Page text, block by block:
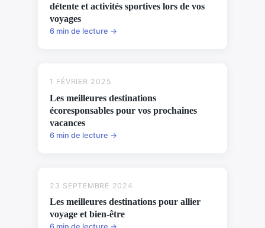
détente et activités sportives lors de vos
voyages
6 min de lecture →
1 FÉVRIER 2025
Les meilleures destinations
écoresponsables pour vos prochaines
vacances
6 min de lecture →
23 SEPTEMBRE 2024
Les meilleures destinations pour allier
voyage et bien-être